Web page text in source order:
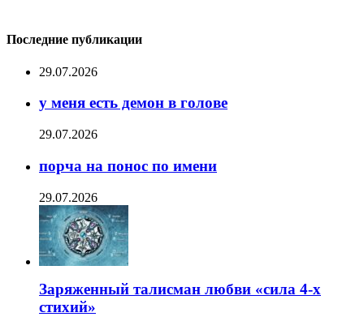
Последние публикации
29.07.2026
у меня есть демон в голове
29.07.2026
порча на понос по имени
29.07.2026
Заряженный талисман любви «сила 4-х
стихий»